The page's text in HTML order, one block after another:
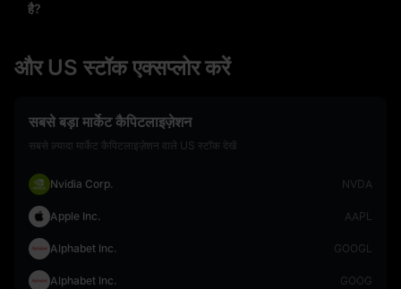
है?
और US स्टॉक एक्सप्लोर करें
सबसे बड़ा मार्केट कैपिटलाइज़ेशन
सबसे ज़्यादा मार्केट कैपिटलाइज़ेशन वाले US स्टॉक देखें
Nvidia Corp. NVDA
Apple Inc. AAPL
Alphabet Inc. GOOGL
Alphabet Inc. GOOG